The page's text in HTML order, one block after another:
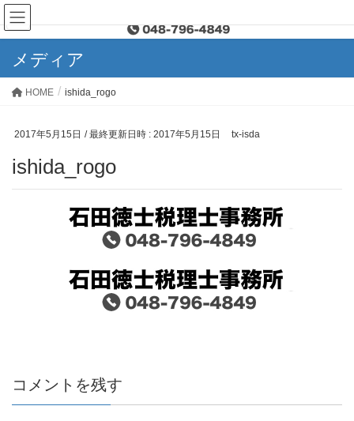
メディア
HOME ishida_rogo
2017年5月15日 / 最終更新日時 : 2017年5月15日 tx-isda
ishida_rogo
コメントを残す